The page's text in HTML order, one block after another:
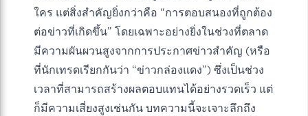
ใคร แต่สิ่งสำคัญยิ่งกว่าคือ “การตอบสนองที่ถูกต้อง
ต่อข่าวที่เกิดขึ้น” โดยเฉพาะอย่างยิ่งในช่วงที่ตลาด
มีความผันผวนสูงจากการประกาศข่าวสำคัญ (หรือ
ที่นักเทรดเรียกกันว่า “ข่าวกล่องแดง”) ซึ่งเป็นช่วง
เวลาที่สามารถสร้างผลตอบแทนได้อย่างรวดเร็ว แต่
ก็มีความเสี่ยงสูงเช่นกัน บทความนี้จะเจาะลึกถึง